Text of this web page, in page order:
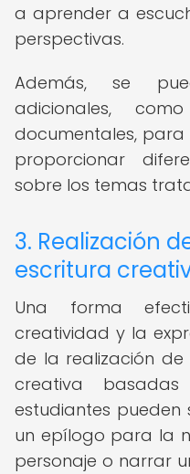
a aprender a
perspectivas.
Además, se
adicionales,
documentales, para
proporcionar
sobre los temas
3. Realización
escritura
Una forma
creatividad y la
de la realización
creativa basadas
estudiantes pueden
un epílogo para la
personaje o narrar